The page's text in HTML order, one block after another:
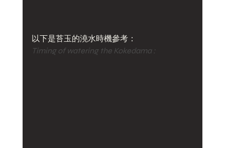
以下是苔玉的澆水時機參考：
Timing of watering the Kokedama :